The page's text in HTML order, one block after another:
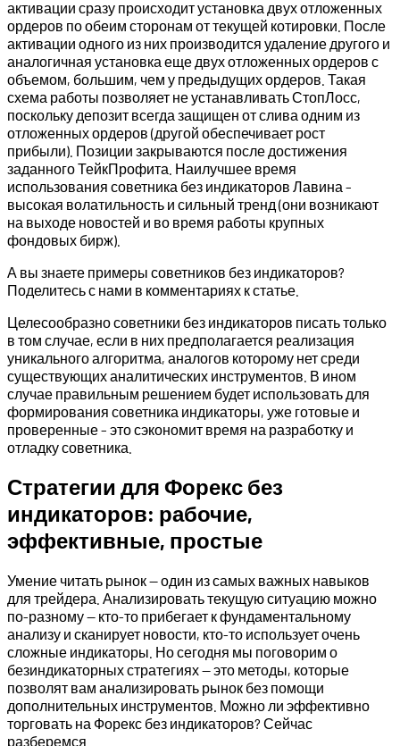
активации сразу происходит установка двух отложенных
ордеров по обеим сторонам от текущей котировки. После
активации одного из них производится удаление другого и
аналогичная установка еще двух отложенных ордеров с
объемом, большим, чем у предыдущих ордеров. Такая
схема работы позволяет не устанавливать СтопЛосс,
поскольку депозит всегда защищен от слива одним из
отложенных ордеров (другой обеспечивает рост
прибыли). Позиции закрываются после достижения
заданного ТейкПрофита. Наилучшее время
использования советника без индикаторов Лавина –
высокая волатильность и сильный тренд (они возникают
на выходе новостей и во время работы крупных
фондовых бирж).
А вы знаете примеры советников без индикаторов?
Поделитесь с нами в комментариях к статье.
Целесообразно советники без индикаторов писать только
в том случае, если в них предполагается реализация
уникального алгоритма, аналогов которому нет среди
существующих аналитических инструментов. В ином
случае правильным решением будет использовать для
формирования советника индикаторы, уже готовые и
проверенные – это сэкономит время на разработку и
отладку советника.
Стратегии для Форекс без
индикаторов: рабочие,
эффективные, простые
Умение читать рынок — один из самых важных навыков
для трейдера. Анализировать текущую ситуацию можно
по-разному — кто-то прибегает к фундаментальному
анализу и сканирует новости, кто-то использует очень
сложные индикаторы. Но сегодня мы поговорим о
безиндикаторных стратегиях — это методы, которые
позволят вам анализировать рынок без помощи
дополнительных инструментов. Можно ли эффективно
торговать на Форекс без индикаторов? Сейчас
разберемся.